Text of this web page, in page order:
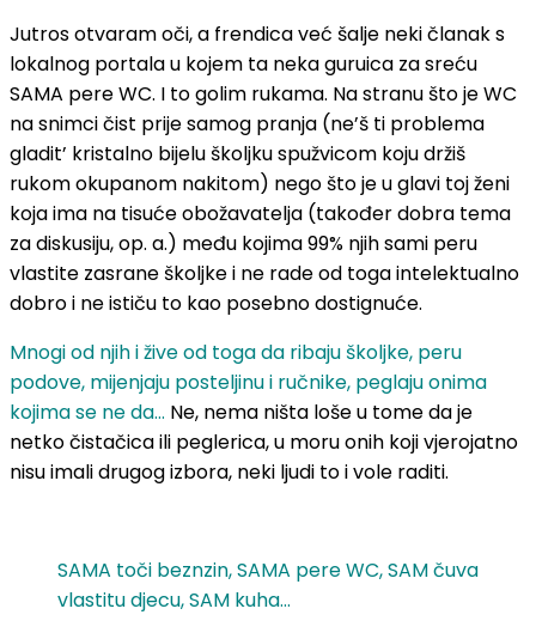
Jutros otvaram oči, a frendica već šalje neki članak s
lokalnog portala u kojem ta neka guruica za sreću
SAMA pere WC. I to golim rukama. Na stranu što je WC
na snimci čist prije samog pranja (ne’š ti problema
gladit’ kristalno bijelu školjku spužvicom koju držiš
rukom okupanom nakitom) nego što je u glavi toj ženi
koja ima na tisuće obožavatelja (također dobra tema
za diskusiju, op. a.) među kojima 99% njih sami peru
vlastite zasrane školjke i ne rade od toga intelektualno
dobro i ne ističu to kao posebno dostignuće.
Mnogi od njih i žive od toga da ribaju školjke, peru
podove, mijenjaju posteljinu i ručnike, peglaju onima
kojima se ne da… Ne, nema ništa loše u tome da je
netko čistačica ili peglerica, u moru onih koji vjerojatno
nisu imali drugog izbora, neki ljudi to i vole raditi.
SAMA toči beznzin, SAMA pere WC, SAM čuva
vlastitu djecu, SAM kuha…